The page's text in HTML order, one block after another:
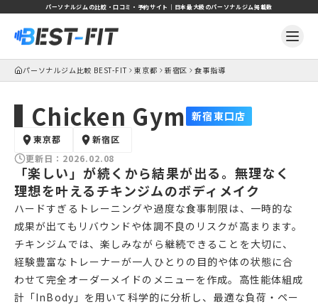
パーソナルジムの比較・口コミ・予約サイト｜日本最大級のパーソナルジム掲載数
パーソナルジム比較 BEST-FIT 東京都 新宿区 食事指導
Chicken Gym 新宿東口店
東京都
新宿区
更新日： 2026.02.08
「楽しい」が続くから結果が出る。無理なく
理想を叶えるチキンジムのボディメイク
ハードすぎるトレーニングや過度な食事制限は、一時的な
成果が出てもリバウンドや体調不良のリスクが高まります。
チキンジムでは、楽しみながら継続できることを大切に、
経験豊富なトレーナーが一人ひとりの目的や体の状態に合
わせて完全オーダーメイドのメニューを作成。高性能体組成
計「InBody」を用いて科学的に分析し、最適な負荷・ペー